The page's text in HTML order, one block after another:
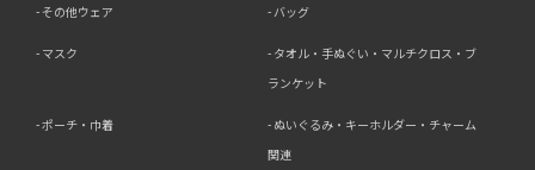
い契約（目的外利用禁止、再提供制限、安全管理措置等）
お客様の個人情報は、以下掲げる場合以外に、事前にご本
・法令に基づく場合
・人の生命、身体又は財産の保護にために必要がある場合
その他ウェア バッグ
マスク
タオル・手ぬぐい・マルチクロス・ブ
ランケット
ポーチ・巾着
ぬいぐるみ・キーホルダー・チャーム
関連